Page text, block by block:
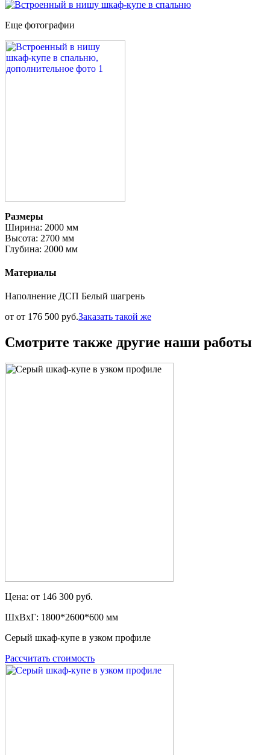
Еще фотографии
Размеры
Ширина: 2000 мм
Высота: 2700 мм
Глубина: 2000 мм
Материалы
Наполнение ДСП Белый шагрень
от от 176 500 руб.Заказать такой же
Смотрите также другие наши работы
Цена: от 146 300 руб.
ШxВxГ: 1800*2600*600 мм
Серый шкаф-купе в узком профиле
Рассчитать стоимость